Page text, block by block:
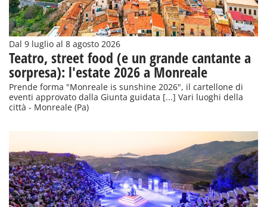
Dal 9 luglio al 8 agosto 2026
Teatro, street food (e un grande cantante a
sorpresa): l'estate 2026 a Monreale
Prende forma "Monreale is sunshine 2026", il cartellone di
eventi approvato dalla Giunta guidata [...] Vari luoghi della
città - Monreale (Pa)